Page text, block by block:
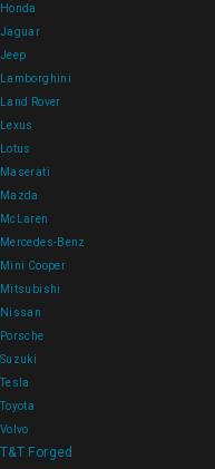
Honda
Jaguar
Jeep
Lamborghini
Land Rover
Lexus
Lotus
Maserati
Mazda
McLaren
Mercedes-Benz
Mini Cooper
Mitsubishi
Nissan
Porsche
Suzuki
Tesla
Toyota
Volvo
T&T Forged